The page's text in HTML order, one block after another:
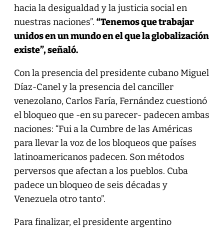
hacia la desigualdad y la justicia social en
nuestras naciones”. “Tenemos que trabajar
unidos en un mundo en el que la globalización
existe”, señaló.
Con la presencia del presidente cubano Miguel
Díaz-Canel y la presencia del canciller
venezolano, Carlos Faría, Fernández cuestionó
el bloqueo que -en su parecer- padecen ambas
naciones: “Fui a la Cumbre de las Américas
para llevar la voz de los bloqueos que países
latinoamericanos padecen. Son métodos
perversos que afectan a los pueblos. Cuba
padece un bloqueo de seis décadas y
Venezuela otro tanto”.
Para finalizar, el presidente argentino